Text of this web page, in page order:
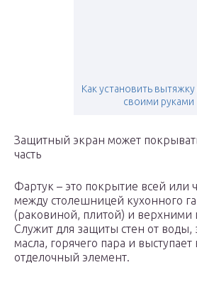
Как установить вытяжку
своими руками
Защитный экран может
часть
Фартук – это покрытие всей или
между столешницей кухонного
(раковиной, плитой) и
Служит для защиты стен от воды,
масла, горячего пара и
отделочный элемент.